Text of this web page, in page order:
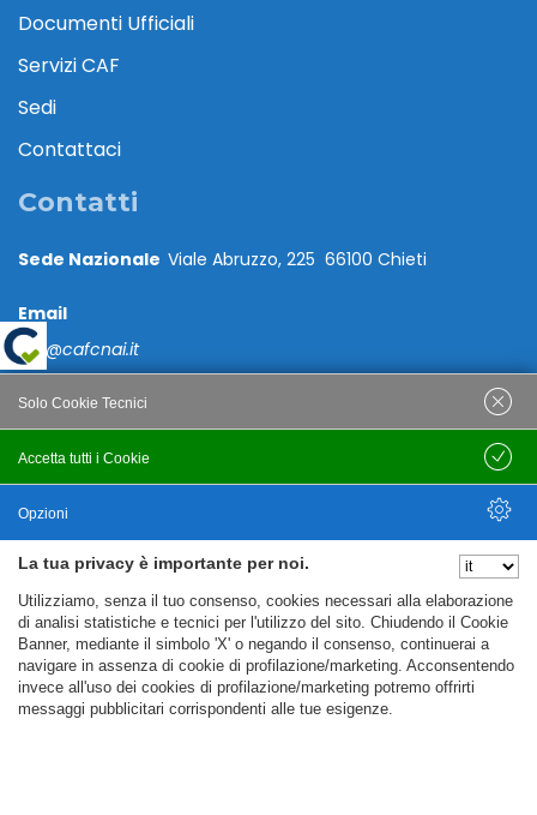
Documenti Ufficiali
Servizi CAF
Sedi
Contattaci
Contatti
Sede Nazionale Viale Abruzzo, 225 66100 Chieti
Email
caf@cafcnai.it
Posta Certificata
PRIVACY
Note Legali
Policy
Cookie Policy
La tua privacy è importante per noi.
Utilizziamo, senza il tuo consenso, cookies necessari alla elaborazione
di analisi statistiche e tecnici per l'utilizzo del sito. Chiudendo il Cookie
Banner, mediante il simbolo 'X' o negando il consenso, continuerai a
navigare in assenza di cookie di profilazione/marketing. Acconsentendo
invece all'uso dei cookies di profilazione/marketing potremo offrirti
messaggi pubblicitari corrispondenti alle tue esigenze.
Accetta tutti i Cookie
Solo Cookie Tecnici
Salva
Opzioni
Nascondi Opzioni